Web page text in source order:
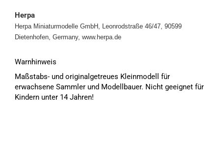
Herpa
Herpa Miniaturmodelle GmbH, Leonrodstraße 46/47, 90599
Dietenhofen, Germany, www.herpa.de
Warnhinweis
Maßstabs- und originalgetreues Kleinmodell für
erwachsene Sammler und Modellbauer. Nicht geeignet für
Kindern unter 14 Jahren!